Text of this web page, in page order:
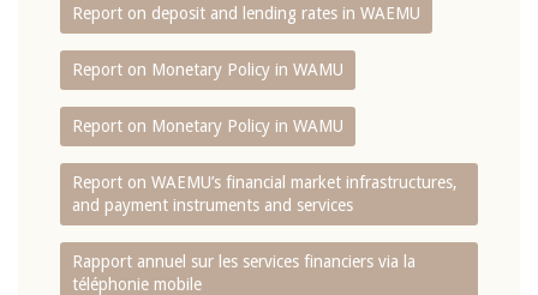
Report on deposit and lending rates in WAEMU
Report on Monetary Policy in WAMU
Report on Monetary Policy in WAMU
Report on WAEMU’s financial market infrastructures,
and payment instruments and services
Rapport annuel sur les services financiers via la
téléphonie mobile